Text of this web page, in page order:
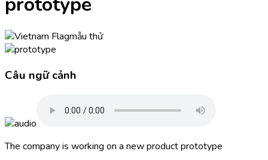
mẫu thử
Câu ngữ cảnh
The company is working on a new productprototype